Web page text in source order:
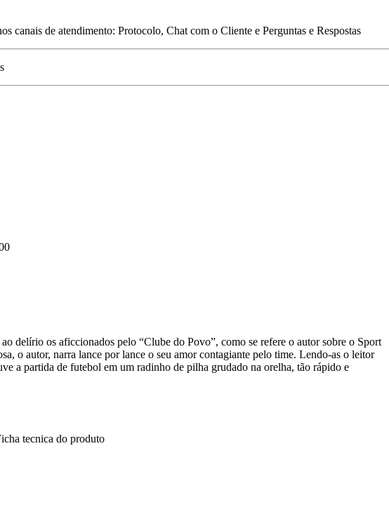
canais de atendimento: Protocolo, Chat com o Cliente e Perguntas e Respostas
delírio os aficcionados pelo “Clube do Povo”, como se refere o autor sobre o Sport
o autor, narra lance por lance o seu amor contagiante pelo time. Lendo-as o leitor
a partida de futebol em um radinho de pilha grudado na orelha, tão rápido e
tecnica do produto